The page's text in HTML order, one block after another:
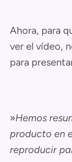
Ahora, para
ver el vídeo,
para
»Hemos
producto en
reproducir